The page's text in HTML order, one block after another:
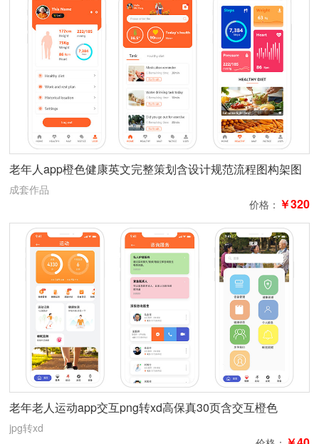
老年人app橙色健康英文完整策划含设计规范流程图构架图
logo设计15页
成套作品
价格： ￥320
老年老人运动app交互png转xd高保真30页含交互橙色
jpg转xd